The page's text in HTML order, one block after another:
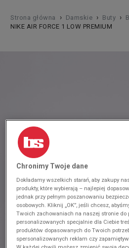
Strona główna › Damskie › Buty ›
NIKE AIR FORCE 1 LOW PREMIUM
Chronimy Twoje dane
Dokładamy wszelkich starań, aby zakupy
produkty, które wybierają – najlepiej
jednak przy pełnym poszanowaniu
osobowych. Kliknij „OK”, jeśli chcesz,
Twoich zachowaniach na naszej stronie do
personalizowanych specjalnie dla Ciebie
produktów dopasowanych do Twoich
spersonalizowanych reklam czy